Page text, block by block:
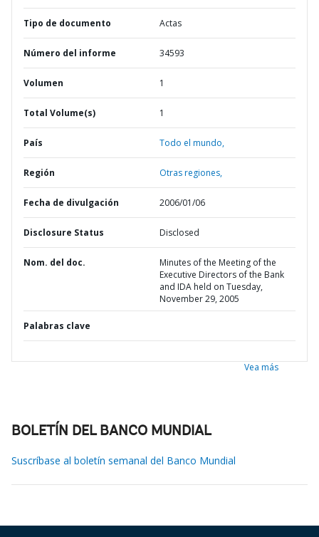
Tipo de documento Actas
Número del informe 34593
Volumen 1
Total Volume(s) 1
País Todo el mundo,
Región Otras regiones,
Fecha de divulgación 2006/01/06
Disclosure Status Disclosed
Nom. del doc.
Minutes of the Meeting of the
Executive Directors of the Bank
and IDA held on Tuesday,
November 29, 2005
Palabras clave
Vea más
BOLETÍN DEL BANCO MUNDIAL
Suscríbase al boletín semanal del Banco Mundial